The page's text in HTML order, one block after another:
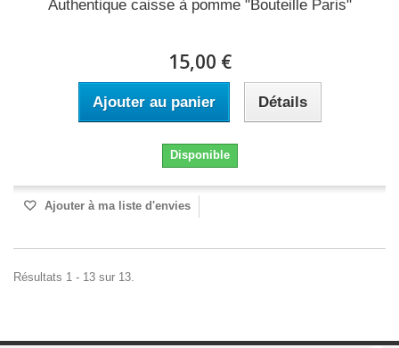
Authentique caisse à pomme "Bouteille Paris"
15,00 €
Ajouter au panier Détails
Disponible
Ajouter à ma liste d'envies
Résultats 1 - 13 sur 13.